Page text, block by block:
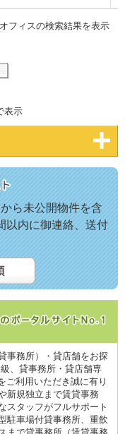
ら未公開物件を含
以内に御連絡、送付
事務所）・貸店舗をお探
、貸事務所・貸店舗専
ご利用いただき誠に有り
新規独立まで賃貸事務
スタッフがフルサポート
駐車場付貸事務所、重飲
フィスの検索結果を表示
表示